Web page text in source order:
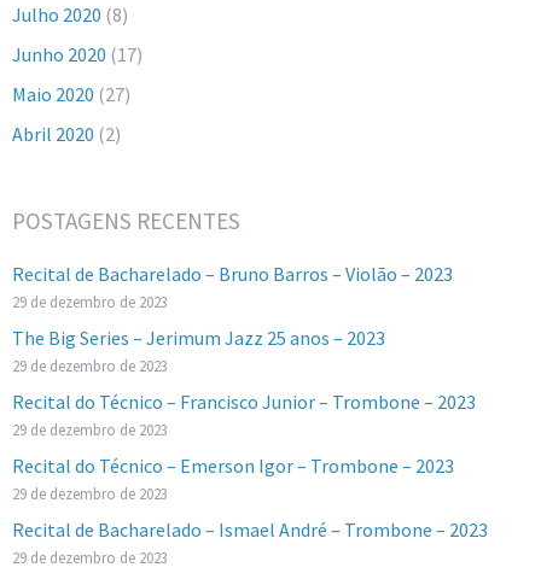
Julho 2020 (8)
Junho 2020 (17)
Maio 2020 (27)
Abril 2020 (2)
POSTAGENS RECENTES
Recital de Bacharelado – Bruno Barros – Violão – 2023
29 de dezembro de 2023
The Big Series – Jerimum Jazz 25 anos – 2023
29 de dezembro de 2023
Recital do Técnico – Francisco Junior – Trombone – 2023
29 de dezembro de 2023
Recital do Técnico – Emerson Igor – Trombone – 2023
29 de dezembro de 2023
Recital de Bacharelado – Ismael André – Trombone – 2023
29 de dezembro de 2023